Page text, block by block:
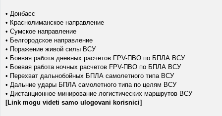
• Донбасс
• Краснолиманское направление
• Сумское направление
• Белгородское направление
• Поражение живой силы ВСУ
• Боевая работа дневных расчетов FPV-ПВО по БПЛА ВСУ
• Боевая работа ночных расчетов FPV-ПВО по БПЛА ВСУ
• Перехват дальнобойных БПЛА самолетного типа ВСУ
• Дальние удары БПЛА самолетного типа по целям ВСУ
• Дистанционное минирование логистических маршрутов ВСУ
[Link mogu videti samo ulogovani korisnici]